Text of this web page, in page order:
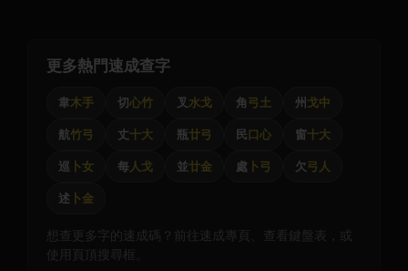
更多熱門速成查字
韋木手 切心竹 叉 水戈 角弓土 州 戈中
航竹弓 丈十大 瓶廿弓 民口心 窗十大
巡 卜女 每人戈 並廿金 處 卜弓 欠弓人
述 卜金
想查更多字的速成碼？前往速成專頁、查看鍵盤表，或
使用頁頂搜尋框。